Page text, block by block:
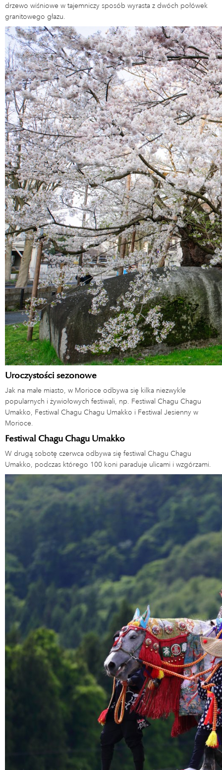
drzewo wiśniowe w tajemniczy sposób wyrasta z dwóch połówek
granitowego głazu.
Uroczystości sezonowe
Jak na małe miasto, w Morioce odbywa się kilka niezwykle
popularnych i żywiołowych festiwali, np. Festiwal Chagu Chagu
Umakko, Festiwal Chagu Chagu Umakko i Festiwal Jesienny w
Morioce.
Festiwal Chagu Chagu Umakko
W drugą sobotę czerwca odbywa się festiwal Chagu Chagu
Umakko, podczas którego 100 koni paraduje ulicami i wzgórzami.